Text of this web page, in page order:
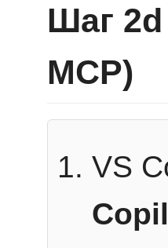
Шаг
MCP)
VS